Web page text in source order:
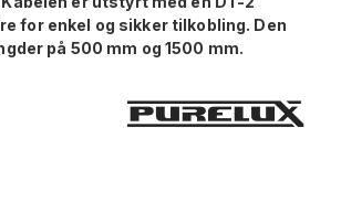
for enkel og sikker tilkobling. Den
på 500 mm og 1500 mm.